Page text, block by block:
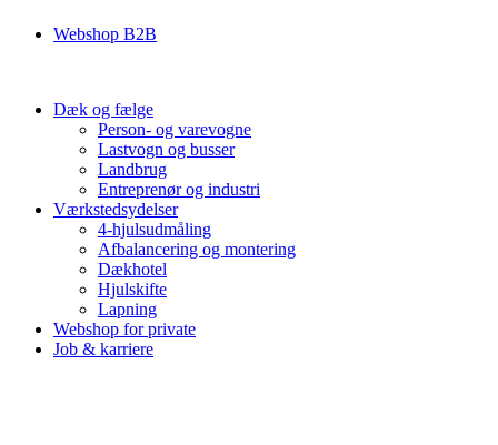
Webshop B2B
Dæk og fælge
Person- og varevogne
Lastvogn og busser
Landbrug
Entreprenør og industri
Værkstedsydelser
4-hjulsudmåling
Afbalancering og montering
Dækhotel
Hjulskifte
Lapning
Webshop for private
Job & karriere